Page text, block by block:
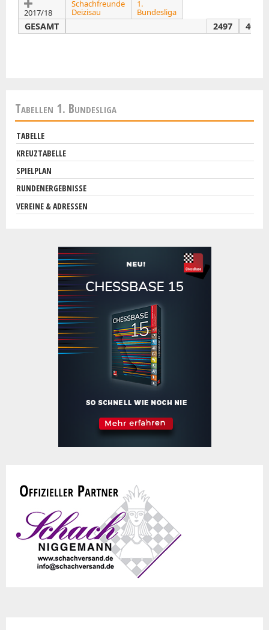
Kreuztabelle
ELO-Rechner
DWZ-Rechner
ELO- und DWZ-Rechner für die Homepage
Tabellen-Widget Bundesliga
Format
Downloads
2017/18
Schachfreunde
Deizisau
1.
Bundesliga
GESAMT 2497 40/58
Tabellen 1. Bundesliga
TABELLE
KREUZTABELLE
SPIELPLAN
RUNDENERGEBNISSE
VEREINE & ADRESSEN